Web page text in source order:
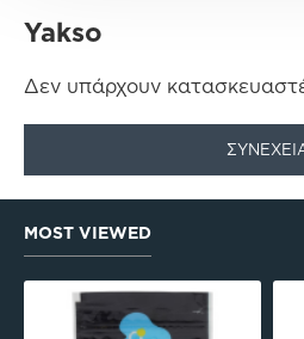
Yakso
Δεν υπάρχουν
MOST VIEWED